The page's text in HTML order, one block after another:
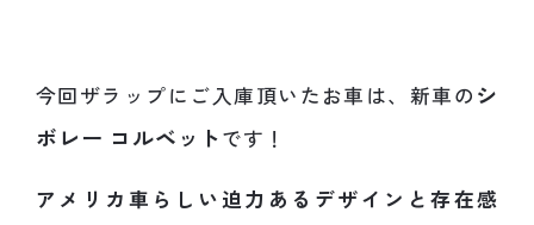
今回ザラップにご入庫頂いたお車は、新車の シ
ボレー コルベットです！
アメリカ車らしい迫力あるデザインと存在感